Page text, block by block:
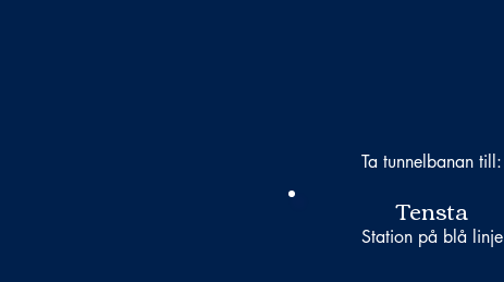
Ta tunnelbanan till:
Tensta
Station på blå linje